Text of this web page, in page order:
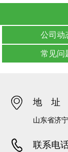
公司动
常见问
地 址
山东省济
联系电